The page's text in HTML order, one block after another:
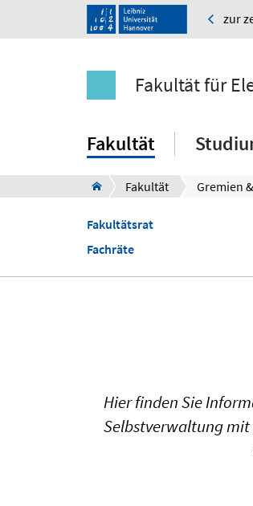
zur
Fakultät für
Fakultät
Fakultät Gremien
Fakultätsrat
Fachräte
Hier finden Sie
Selbstverwaltung mit